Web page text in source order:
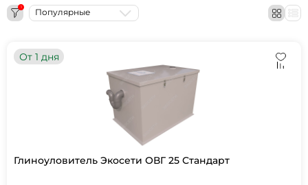
1 Популярные
От 1 дня
Глиноуловитель Экосети ОВГ 25 Стандарт